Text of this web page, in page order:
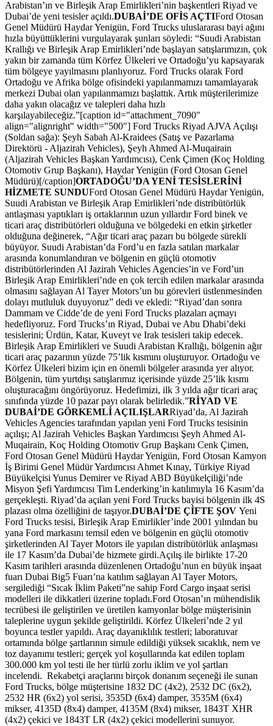
Arabistan’ın ve Birleşik Arap Emirlikleri’nin başkentleri Riyad ve
Dubai’de yeni tesisler açıldı.DUBAİ’DE OFİS AÇTIFord Otosan
Genel Müdürü Haydar Yenigün, Ford Trucks uluslararası bayi ağını
hızla büyüttüklerini vurgulayarak şunları söyledi: “Suudi Arabistan
Krallığı ve Birleşik Arap Emirlikleri’nde başlayan satışlarımızın, çok
yakın bir zamanda tüm Körfez Ülkeleri ve Ortadoğu’yu kapsayarak
tüm bölgeye yayılmasını planlıyoruz. Ford Trucks olarak Ford
Ortadoğu ve Afrika bölge ofisindeki yapılanmamızı tamamlayarak
merkezi Dubai olan yapılanmamızı başlattık. Artık müşterilerimize
daha yakın olacağız ve talepleri daha hızlı
karşılayabileceğiz.”[caption id="attachment_7090"
align="alignright" width="500"] Ford Trucks Riyad AJVA Açılışı
(Soldan sağa): Şeyh Sabah Al-Kraidees (Satış ve Pazarlama
Direktörü - Aljazirah Vehicles), Şeyh Ahmed Al-Muqairain
(Aljazirah Vehicles Başkan Yardımcısı), Cenk Çimen (Koç Holding
Otomotiv Grup Başkanı), Haydar Yenigün (Ford Otosan Genel
Müdürü)[/caption]ORTADOĞU’DA YENİ TESİSLERİNİ
HİZMETE SUNDUFord Otosan Genel Müdürü Haydar Yenigün,
Suudi Arabistan ve Birleşik Arap Emirlikleri’nde distribütörlük
antlaşması yaptıkları iş ortaklarının uzun yıllardır Ford binek ve
ticari araç distribütörleri olduğuna ve bölgedeki en etkin şirketler
olduğuna değinerek, “Ağır ticari araç pazarı bu bölgede sürekli
büyüyor. Suudi Arabistan’da Ford’u en fazla satılan markalar
arasında konumlandıran ve bölgenin en güçlü otomotiv
distribütörlerinden Al Jazirah Vehicles Agencies’in ve Ford’un
Birleşik Arap Emirlikleri’nde en çok tercih edilen markalar arasında
olmasını sağlayan Al Tayer Motors’un bu görevleri üstlenmesinden
dolayı mutluluk duyuyoruz” dedi ve ekledi: “Riyad’dan sonra
Dammam ve Cidde’de de yeni Ford Trucks plazaları açmayı
hedefliyoruz. Ford Trucks’ın Riyad, Dubai ve Abu Dhabi’deki
tesislerini; Ürdün, Katar, Kuveyt ve Irak tesisleri takip edecek.
Birleşik Arap Emirlikleri ve Suudi Arabistan Krallığı, bölgenin ağır
ticari araç pazarının yüzde 75’lik kısmını oluşturuyor. Ortadoğu ve
Körfez Ülkeleri bizim için en önemli bölgeler arasında yer alıyor.
Bölgenin, tüm yurtdışı satışlarımız içerisinde yüzde 25’lik kısmı
oluşturacağını öngörüyoruz. Hedefimizi, ilk 3 yılda ağır ticari araç
sınıfında yüzde 10 pazar payı olarak belirledik.”RİYAD VE
DUBAİ’DE GÖRKEMLİ AÇILIŞLARRiyad’da, Al Jazirah
Vehicles Agencies tarafından yapılan yeni Ford Trucks tesisinin
açılışı; Al Jazirah Vehicles Başkan Yardımcısı Şeyh Ahmed Al-
Muqairain, Koç Holding Otomotiv Grup Başkanı Cenk Çimen,
Ford Otosan Genel Müdürü Haydar Yenigün, Ford Otosan Kamyon
İş Birimi Genel Müdür Yardımcısı Ahmet Kınay, Türkiye Riyad
Büyükelçisi Yunus Demirer ve Riyad ABD Büyükelçiliği’nde
Misyon Şefi Yardımcısı Tim Lenderking’in katılımıyla 16 Kasım’da
gerçekleşti. Riyad’da açılan yeni Ford Trucks bayisi bölgenin ilk 4S
plazası olma özelliğini de taşıyor.DUBAİ’DE ÇİFTE ŞOV Yeni
Ford Trucks tesisi, Birleşik Arap Emirlikler’inde 2001 yılından bu
yana Ford markasını temsil eden ve bölgenin en güçlü otomotiv
şirketlerinden Al Tayer Motors ile yapılan distribütörlük anlaşması
ile 17 Kasım’da Dubai’de hizmete girdi.Açılış ile birlikte 17-20
Kasım tarihleri arasında düzenlenen Ortadoğu’nun en büyük inşaat
fuarı Dubai Big5 Fuarı’na katılım sağlayan Al Tayer Motors,
sergilediği “Sıcak İklim Paketi”ne sahip Ford Cargo inşaat serisi
modelleri ile dikkatleri üzerine topladı.Ford Otosan’ın mühendislik
tecrübesi ile geliştirilen ve üretilen kamyonlar bölge müşterisinin
taleplerine uygun şekilde geliştirildi. Körfez Ülkeleri’nde 2 yıl
boyunca testler yapıldı. Araç dayanıklılık testleri; laboratuvar
ortamında bölge şartlarının simule edildiği yüksek sıcaklık, nem ve
toz dayanımı testleri; gerçek yol koşullarında kat edilen toplam
300.000 km yol testi ile her türlü zorlu iklim ve yol şartları
incelendi. Rekabetçi araçlarını birçok donanım seçeneği ile sunan
Ford Trucks, bölge müşterisine 1832 DC (4x2), 2532 DC (6x2),
2532 HR (6x2) yol serisi, 3535D (6x4) damper, 3535M (6x4)
mikser, 4135D (8x4) damper, 4135M (8x4) mikser, 1843T XHR
(4x2) çekici ve 1843T LR (4x2) çekici modellerini sunuyor.